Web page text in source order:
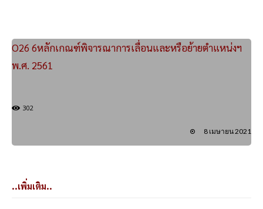
O26 6หลักเกณฑ์พิจารณาการเลื่อนและหรือย้ายตำแหน่งฯ
พ.ศ. 2561
302
8 เมษายน 2021
..เพิ่มเติม..